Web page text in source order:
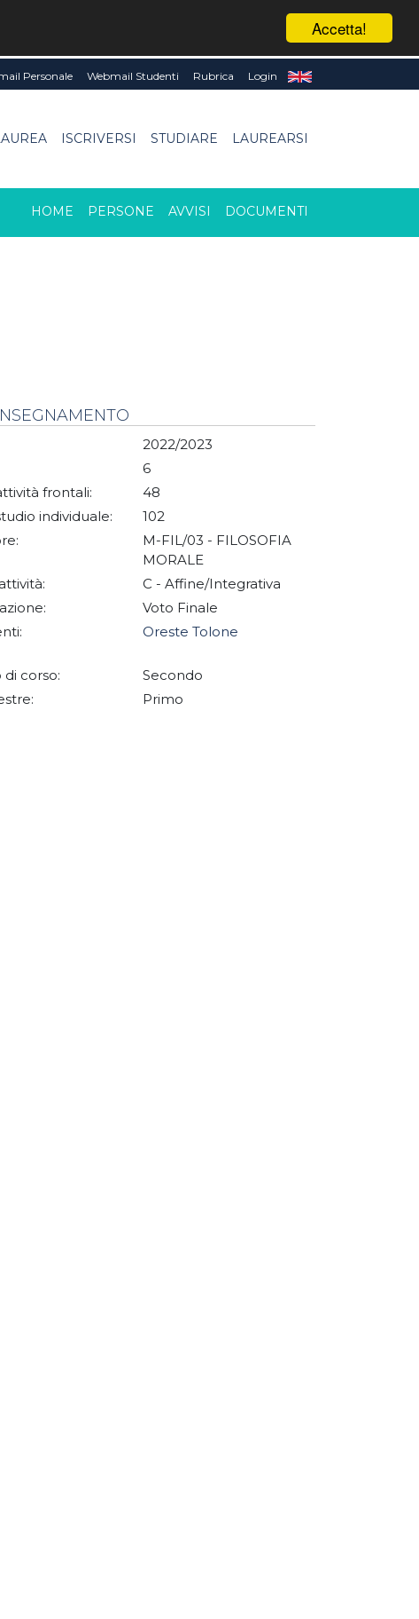
Accetta!
Personale Webmail Studenti Rubrica Login
ISCRIVERSI STUDIARE LAUREARSI
HOME PERSONE AVVISI DOCUMENTI
2022/2023
6
frontali:
48
individuale:
102
M-FIL/03 - FILOSOFIA
MORALE
C - Affine/Integrativa
Voto Finale
Oreste Tolone
di corso:
Secondo
Primo